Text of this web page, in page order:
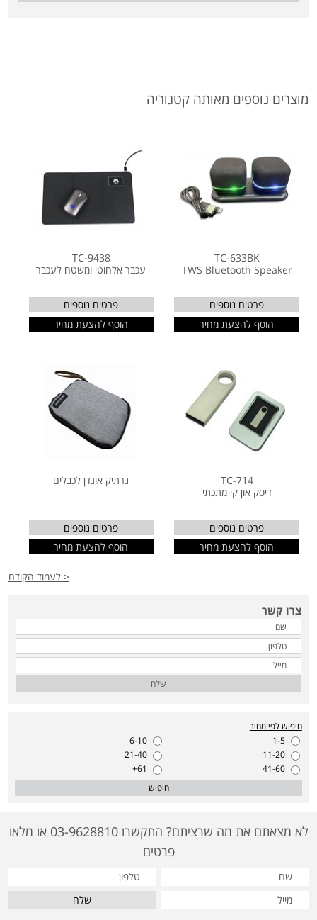
מוצרים נוספים מאותה קטגוריה
TC-633BK
TWS Bluetooth Speaker
פרטים נוספים
הוסף להצעת מחיר
TC-9438
עכבר אלחוטי ומשטח לעכבר
פרטים נוספים
הוסף להצעת מחיר
TC-714
דיסק און קי מתכתי
פרטים נוספים
הוסף להצעת מחיר
נרתיק אוגדן לכבלים
פרטים נוספים
הוסף להצעת מחיר
< לעמוד הקודם
צרו קשר
שלח
חיפוש לפי מחיר
1-5
6-10
11-20
21-40
41-60
61+
חיפוש
לא מצאתם את מה שרציתם? התקשרו 03-9628810 או מלאו
פרטים
שלח